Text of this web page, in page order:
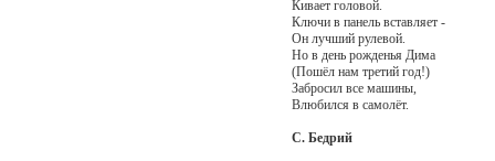
Кивает головой.
Ключи в панель вставляет -
Он лучший рулевой.
Но в день рожденья Дима
(Пошёл нам третий год!)
Забросил все машины,
Влюбился в самолёт.
С. Бедрий